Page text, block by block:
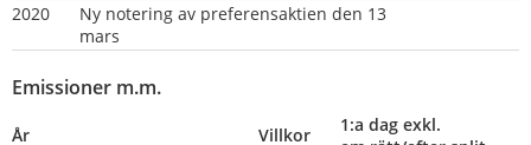
2020
Ny notering av preferensaktien den 13
mars
Emissioner m.m.
År Villkor
1:a dag exkl.